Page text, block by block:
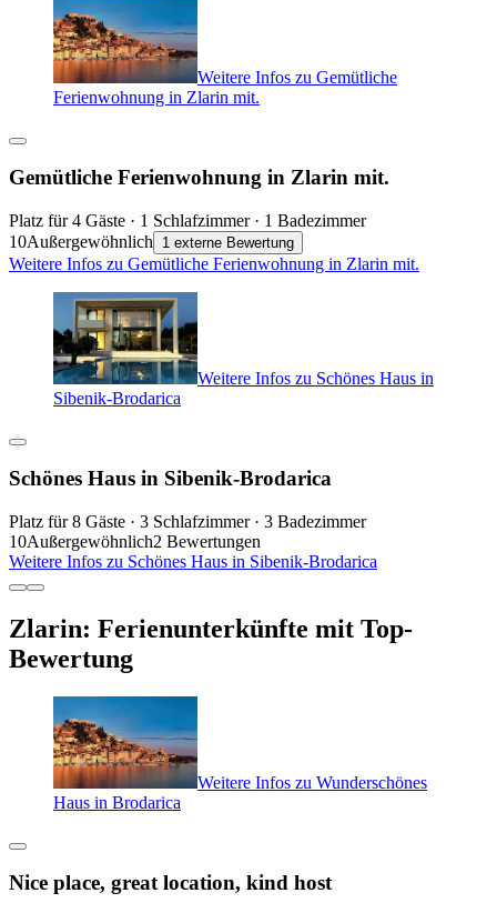
Weitere Infos zu Gemütliche
Ferienwohnung in Zlarin mit.
Gemütliche Ferienwohnung in Zlarin mit.
Platz für 4 Gäste · 1 Schlafzimmer · 1 Badezimmer
10Außergewöhnlich 1 externe Bewertung
Weitere Infos zu Gemütliche Ferienwohnung in Zlarin mit.
Weitere Infos zu Schönes Haus in
Sibenik-Brodarica
Schönes Haus in Sibenik-Brodarica
Platz für 8 Gäste · 3 Schlafzimmer · 3 Badezimmer
10Außergewöhnlich2 Bewertungen
Weitere Infos zu Schönes Haus in Sibenik-Brodarica
Zlarin: Ferienunterkünfte mit Top-
Bewertung
Weitere Infos zu Wunderschönes
Haus in Brodarica
Nice place, great location, kind host